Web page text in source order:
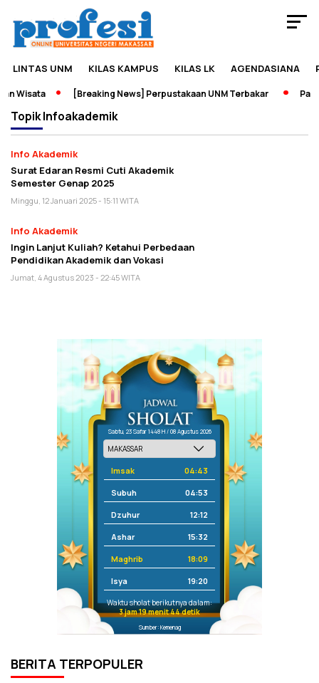
LINTAS UNM KILAS KAMPUS KILAS LK AGENDASIANA
Wisata [Breaking News] Perpustakaan UNM Terbakar
TopikInfoakademik
Info Akademik
Surat Edaran Resmi Cuti Akademik
Semester Genap 2025
Minggu, 12 Januari 2025 - 15:11 WITA
Info Akademik
Ingin Lanjut Kuliah? Ketahui Perbedaan
Pendidikan Akademik dan Vokasi
Jumat, 4 Agustus 2023 - 22:45 WITA
Sabtu, 23 Safar 1448 H / 08 Agustus 2026
Imsak 04:43
Subuh 04:53
Dzuhur 12:12
Ashar 15:32
Maghrib 18:09
Isya 19:20
Waktu sholat berikutnya dalam:
3 jam 19 menit 44 detik
Sumber: Kemenag
BERITA TERPOPULER